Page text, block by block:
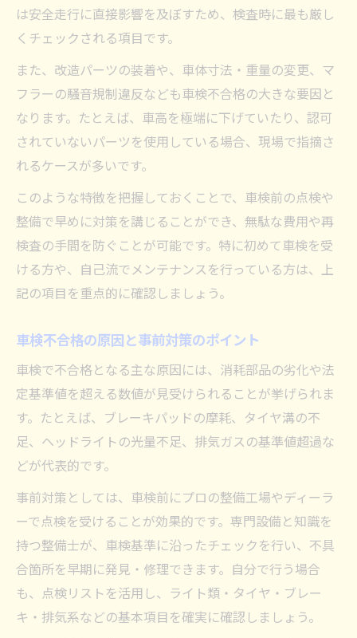
は安全走行に直接影響を及ぼすため、検査時に最も厳し
くチェックされる項目です。
また、改造パーツの装着や、車体寸法・重量の変更、マ
フラーの騒音規制違反なども車検不合格の大きな要因と
なります。たとえば、車高を極端に下げていたり、認可
されていないパーツを使用している場合、現場で指摘さ
れるケースが多いです。
このような特徴を把握しておくことで、車検前の点検や
整備で早めに対策を講じることができ、無駄な費用や再
検査の手間を防ぐことが可能です。特に初めて車検を受
ける方や、自己流でメンテナンスを行っている方は、上
記の項目を重点的に確認しましょう。
車検不合格の原因と事前対策のポイント
車検で不合格となる主な原因には、消耗部品の劣化や法
定基準値を超える数値が見受けられることが挙げられま
す。たとえば、ブレーキパッドの摩耗、タイヤ溝の不
足、ヘッドライトの光量不足、排気ガスの基準値超過な
どが代表的です。
事前対策としては、車検前にプロの整備工場やディーラ
ーで点検を受けることが効果的です。専門設備と知識を
持つ整備士が、車検基準に沿ったチェックを行い、不具
合箇所を早期に発見・修理できます。自分で行う場合
も、点検リストを活用し、ライト類・タイヤ・ブレー
キ・排気系などの基本項目を確実に確認しましょう。